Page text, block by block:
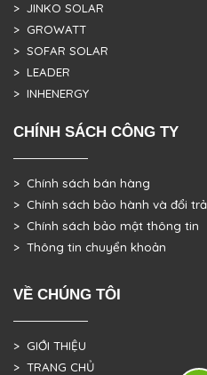
> JINKO SOLAR
> GROWATT
> SOFAR SOLAR
> LEADER
> INHENERGY
CHÍNH SÁCH CÔNG TY
> Chính sách bán hàng
> Chính sách bảo hành và đổi trả
> Chính sách bảo mật thông tin
> Thông tin chuyển khoản
VỀ CHÚNG TÔI
> GIỚI THIỆU
> TRANG CHỦ